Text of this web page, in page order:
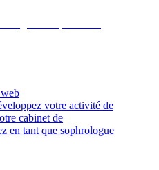
votre activité de
cabinet de
en tant que sophrologue